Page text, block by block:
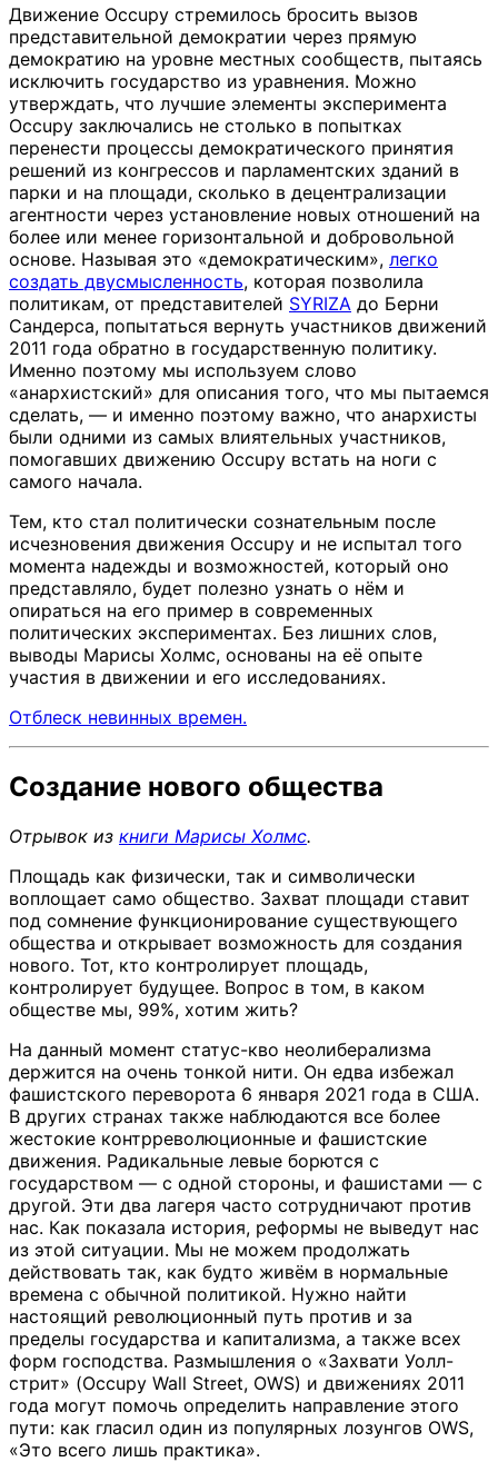
Движение Occupy стремилось бросить вызов
представительной демократии через прямую
демократию на уровне местных сообществ, пытаясь
исключить государство из уравнения. Можно
утверждать, что лучшие элементы эксперимента
Occupy заключались не столько в попытках
перенести процессы демократического принятия
решений из конгрессов и парламентских зданий в
парки и на площади, сколько в децентрализации
агентности через установление новых отношений на
более или менее горизонтальной и добровольной
основе. Называя это «демократическим», легко
создать двусмысленность, которая позволила
политикам, от представителей SYRIZA до Берни
Сандерса, попытаться вернуть участников движений
2011 года обратно в государственную политику.
Именно поэтому мы используем слово
«анархистский» для описания того, что мы пытаемся
сделать, — и именно поэтому важно, что анархисты
были одними из самых влиятельных участников,
помогавших движению Occupy встать на ноги с
самого начала.
Тем, кто стал политически сознательным после
исчезновения движения Occupy и не испытал того
момента надежды и возможностей, который оно
представляло, будет полезно узнать о нём и
опираться на его пример в современных
политических экспериментах. Без лишних слов,
выводы Марисы Холмс, основаны на её опыте
участия в движении и его исследованиях.
Отблеск невинных времен.
Создание нового общества
Отрывок из книги Марисы Холмс.
Площадь как физически, так и символически
воплощает само общество. Захват площади ставит
под сомнение функционирование существующего
общества и открывает возможность для создания
нового. Тот, кто контролирует площадь,
контролирует будущее. Вопрос в том, в каком
обществе мы, 99%, хотим жить?
На данный момент статус-кво неолиберализма
держится на очень тонкой нити. Он едва избежал
фашистского переворота 6 января 2021 года в США.
В других странах также наблюдаются все более
жестокие контрреволюционные и фашистские
движения. Радикальные левые борются с
государством — с одной стороны, и фашистами — с
другой. Эти два лагеря часто сотрудничают против
нас. Как показала история, реформы не выведут нас
из этой ситуации. Мы не можем продолжать
действовать так, как будто живём в нормальные
времена с обычной политикой. Нужно найти
настоящий революционный путь против и за
пределы государства и капитализма, а также всех
форм господства. Размышления о «Захвати Уолл-
стрит» (Occupy Wall Street, OWS) и движениях 2011
года могут помочь определить направление этого
пути: как гласил один из популярных лозунгов OWS,
«Это всего лишь практика».